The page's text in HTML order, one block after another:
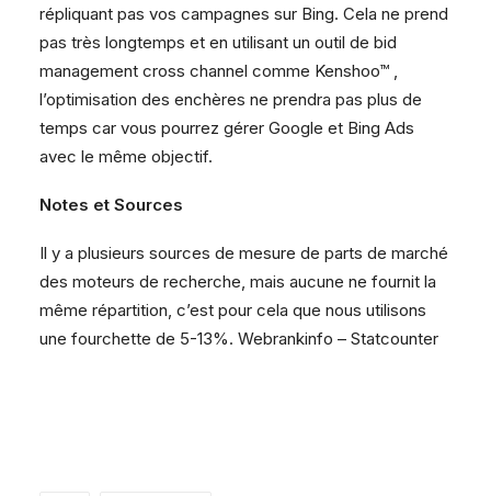
répliquant pas vos campagnes sur Bing. Cela ne prend
pas très longtemps et en utilisant un outil de bid
management cross channel comme Kenshoo™ ,
l’optimisation des enchères ne prendra pas plus de
temps car vous pourrez gérer Google et Bing Ads
avec le même objectif.
Notes et Sources
Il y a plusieurs sources de mesure de parts de marché
des moteurs de recherche, mais aucune ne fournit la
même répartition, c’est pour cela que nous utilisons
une fourchette de 5-13%. Webrankinfo – Statcounter